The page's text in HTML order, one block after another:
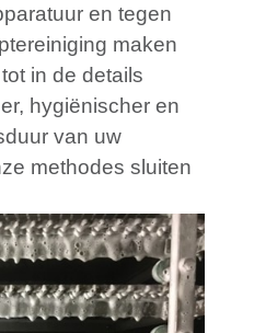
en tegen
maken
in de details
hygiënischer en
van uw
methodes sluiten